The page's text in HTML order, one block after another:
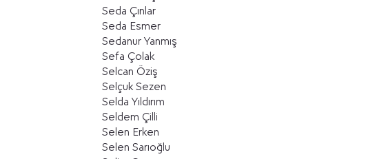
Seda Çınlar
Seda Esmer
Sedanur Yanmış
Sefa Çolak
Selcan Öziş
Selçuk Sezen
Selda Yıldırım
Seldem Çilli
Selen Erken
Selen Sarıoğlu